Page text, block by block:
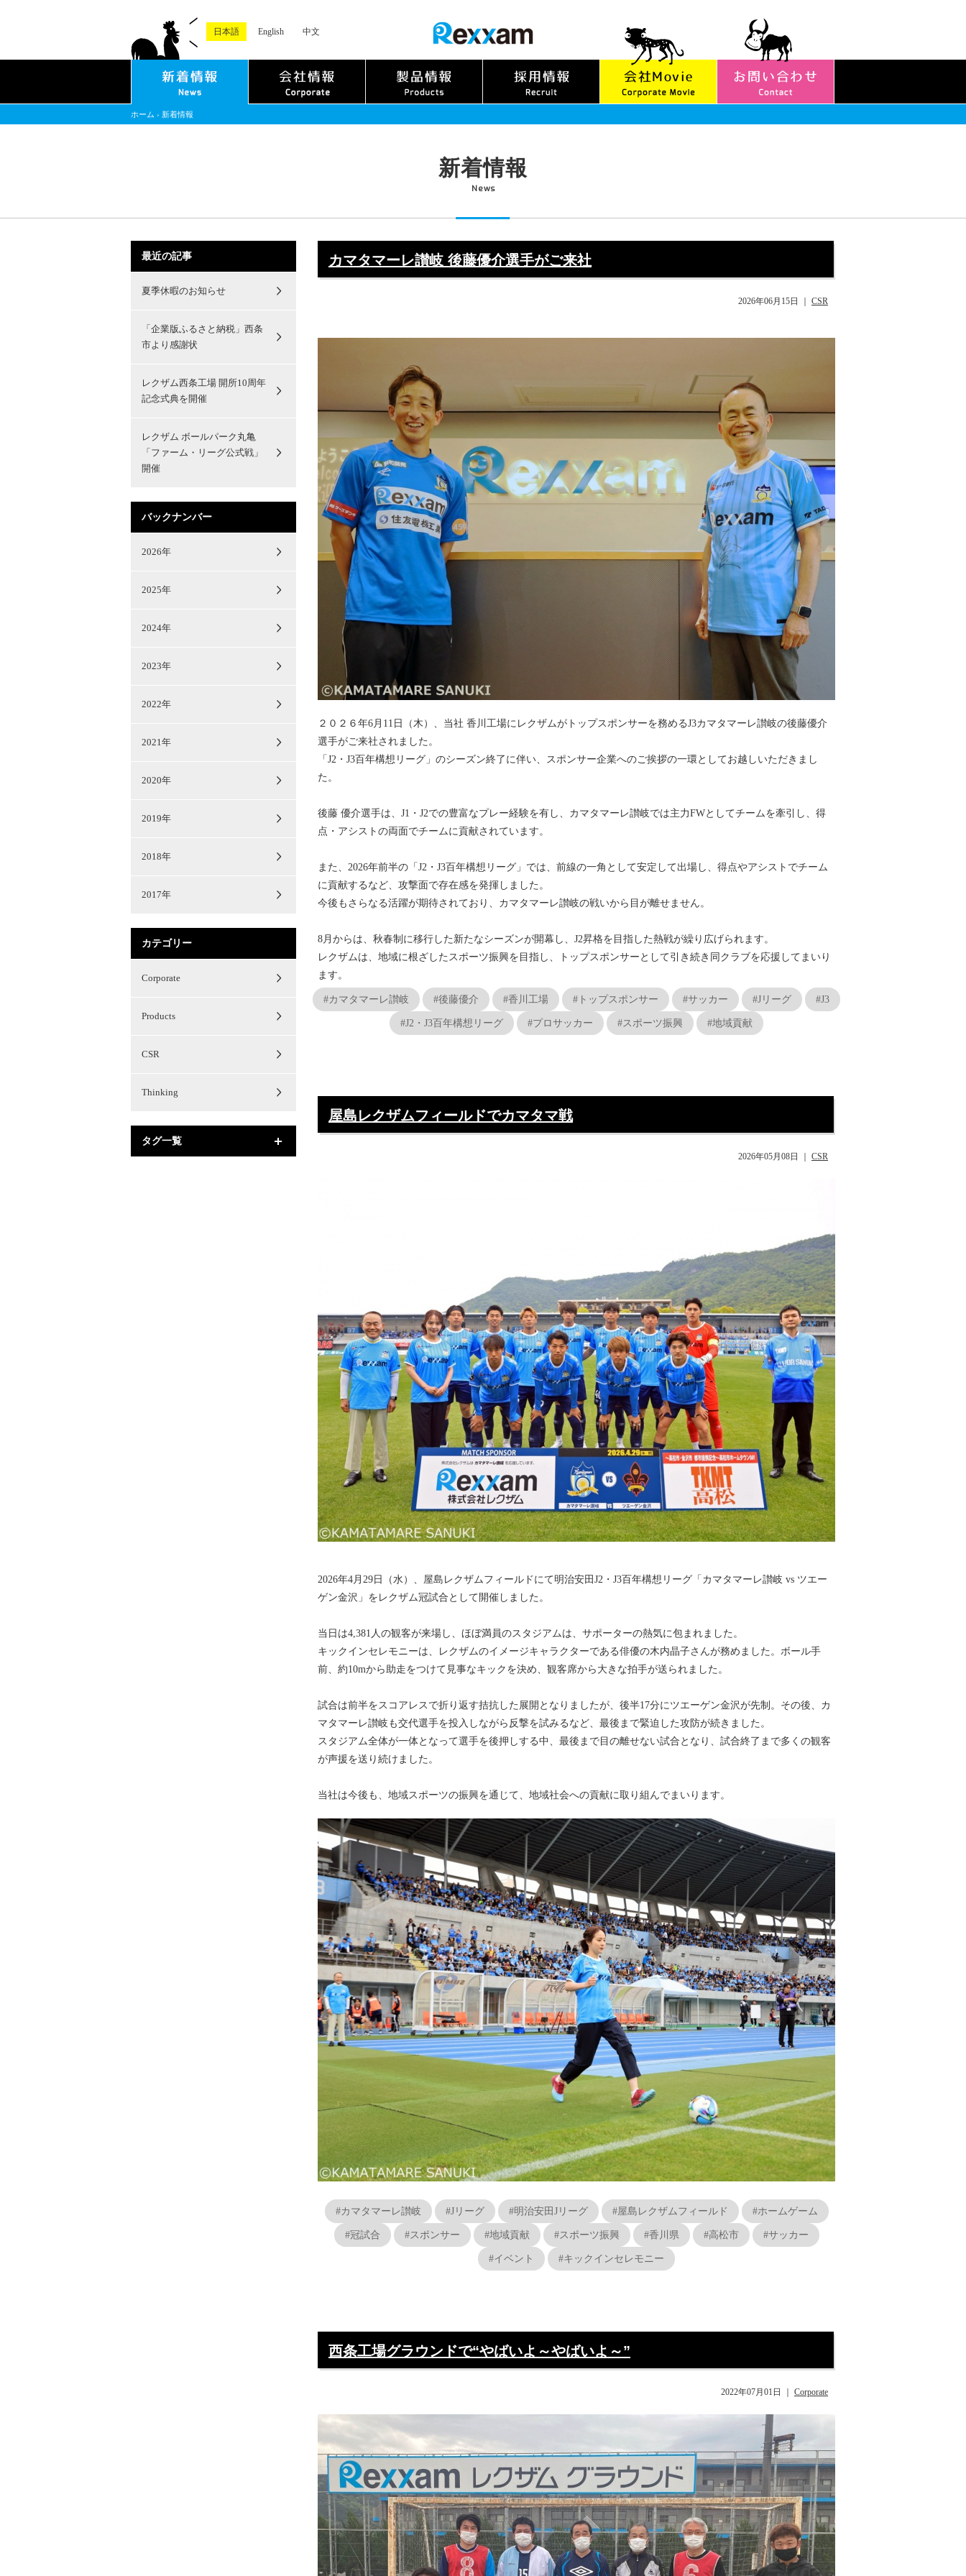
日本語 English 中文
ホーム › 新着情報
新着情報
News
カマタマーレ讃岐 後藤優介選手がご来社
2026年06月15日 CSR
２０２６年6月11日（木）、当社 香川工場にレクザムがトップスポンサーを務めるJ3カマタマーレ讃岐の後藤優介
選手がご来社されました。
「J2・J3百年構想リーグ」のシーズン終了に伴い、スポンサー企業へのご挨拶の一環としてお越しいただきまし
た。
後藤 優介選手は、J1・J2での豊富なプレー経験を有し、カマタマーレ讃岐では主力FWとしてチームを牽引し、得
点・アシストの両面でチームに貢献されています。
また、2026年前半の「J2・J3百年構想リーグ」では、前線の一角として安定して出場し、得点やアシストでチーム
に貢献するなど、攻撃面で存在感を発揮しました。
今後もさらなる活躍が期待されており、カマタマーレ讃岐の戦いから目が離せません。
8月からは、秋春制に移行した新たなシーズンが開幕し、J2昇格を目指した熱戦が繰り広げられます。
レクザムは、地域に根ざしたスポーツ振興を目指し、トップスポンサーとして引き続き同クラブを応援してまいり
ます。
#カマタマーレ讃岐 #後藤優介 #香川工場 #トップスポンサー #サッカー #Jリーグ #J3
#J2・J3百年構想リーグ #プロサッカー #スポーツ振興 #地域貢献
屋島レクザムフィールドでカマタマ戦
2026年05月08日 CSR
2026年4月29日（水）、屋島レクザムフィールドにて明治安田J2・J3百年構想リーグ「カマタマーレ讃岐 vs ツエー
ゲン金沢」をレクザム冠試合として開催しました。
当日は4,381人の観客が来場し、ほぼ満員のスタジアムは、サポーターの熱気に包まれました。
キックインセレモニーは、レクザムのイメージキャラクターである俳優の木内晶子さんが務めました。ボール手
前、約10mから助走をつけて見事なキックを決め、観客席から大きな拍手が送られました。
試合は前半をスコアレスで折り返す拮抗した展開となりましたが、後半17分にツエーゲン金沢が先制。その後、カ
マタマーレ讃岐も交代選手を投入しながら反撃を試みるなど、最後まで緊迫した攻防が続きました。
スタジアム全体が一体となって選手を後押しする中、最後まで目の離せない試合となり、試合終了まで多くの観客
が声援を送り続けました。
当社は今後も、地域スポーツの振興を通じて、地域社会への貢献に取り組んでまいります。
#カマタマーレ讃岐 #Jリーグ #明治安田Jリーグ #屋島レクザムフィールド #ホームゲーム
#冠試合 #スポンサー #地域貢献 #スポーツ振興 #香川県 #高松市 #サッカー
#イベント #キックインセレモニー
西条工場グラウンドで“やばいよ～やばいよ～”
2022年07月01日 Corporate
最近の記事
夏季休暇のお知らせ
「企業版ふるさと納税」西条
市より感謝状
レクザム西条工場 開所10周年
記念式典を開催
レクザム ボールパーク丸亀
「ファーム・リーグ公式戦」
開催
バックナンバー
2026年
2025年
2024年
2023年
2022年
2021年
2020年
2019年
2018年
2017年
カテゴリー
Corporate
Products
CSR
Thinking
タグ一覧